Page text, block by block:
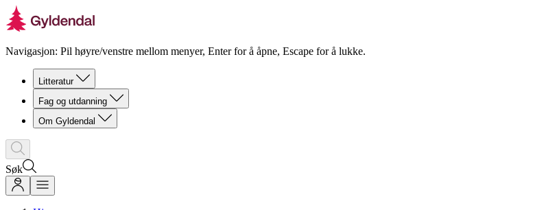
Navigasjon: Pil høyre/venstre mellom menyer, Enter for å åpne, Escape for å lukke.
Litteratur
Fag og utdanning
Om Gyldendal
Søk